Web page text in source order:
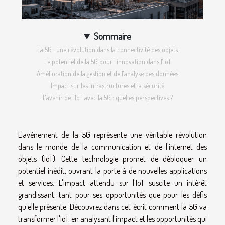
Sommaire
La 5G : une révolution dans la connectivité des objets
Le potentiel de la 5G pour l'innovation dans l'IoT
Amélioration de la gestion et de l'analyse des données
Impact sur les infrastructures et la sécurité
L'avenir de l'IoT avec la 5G : quelles perspectives ?
L'avènement de la 5G représente une véritable révolution
dans le monde de la communication et de l'internet des
objets (IoT). Cette technologie promet de débloquer un
potentiel inédit, ouvrant la porte à de nouvelles applications
et services. L'impact attendu sur l'IoT suscite un intérêt
grandissant, tant pour ses opportunités que pour les défis
qu'elle présente. Découvrez dans cet écrit comment la 5G va
transformer l'IoT, en analysant l'impact et les opportunités qui